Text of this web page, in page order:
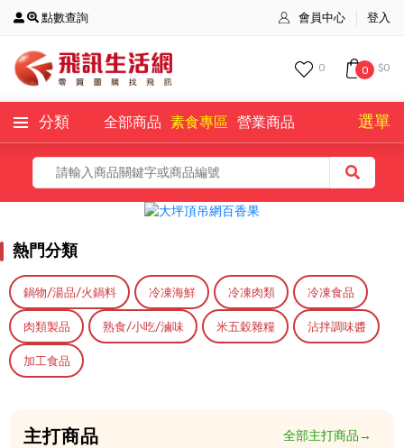
點數查詢 會員中心 登入
0 0 $0
全部商品 素食專區 營業商品
分類 選單
全部商品
熱門分類
鍋物/湯品/火鍋料 冷凍海鮮 冷凍肉類 冷凍食品
肉類製品 熟食/小吃/滷味 米五穀雜糧 沾拌調味醬
加工食品
主打商品 全部主打商品→